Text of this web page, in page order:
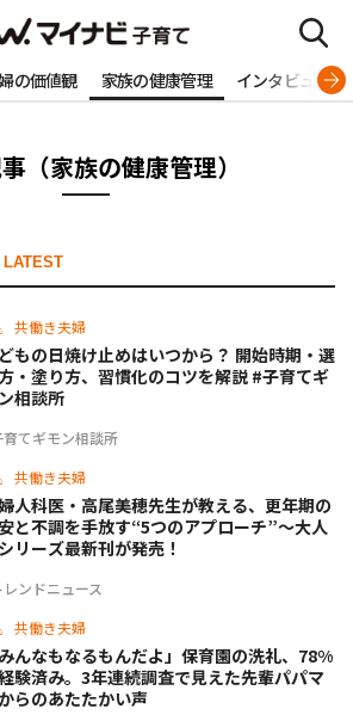
の価値観 家族の健康管理 インタビュー
（家族の健康管理）
LATEST
共働き夫婦
てギモン相談所
もの日焼け止めはいつから？ 開始時期・選
・塗り方、習慣化のコツを解説 #子育てギ
相談所
共働き夫婦
ンドニュース
人科医・高尾美穂先生が教える、更年期の
と不調を手放す“5つのアプローチ”〜大人
リーズ最新刊が発売！
共働き夫婦
みんなもなるもんだよ」保育園の洗礼、78%
験済み。3年連続調査で見えた先輩パパマ
らのあたたかい声